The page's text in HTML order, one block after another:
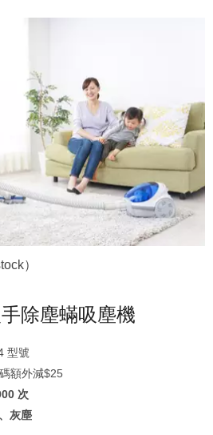
）
除塵蟎吸塵機
型號
額外減$25
次
灰塵